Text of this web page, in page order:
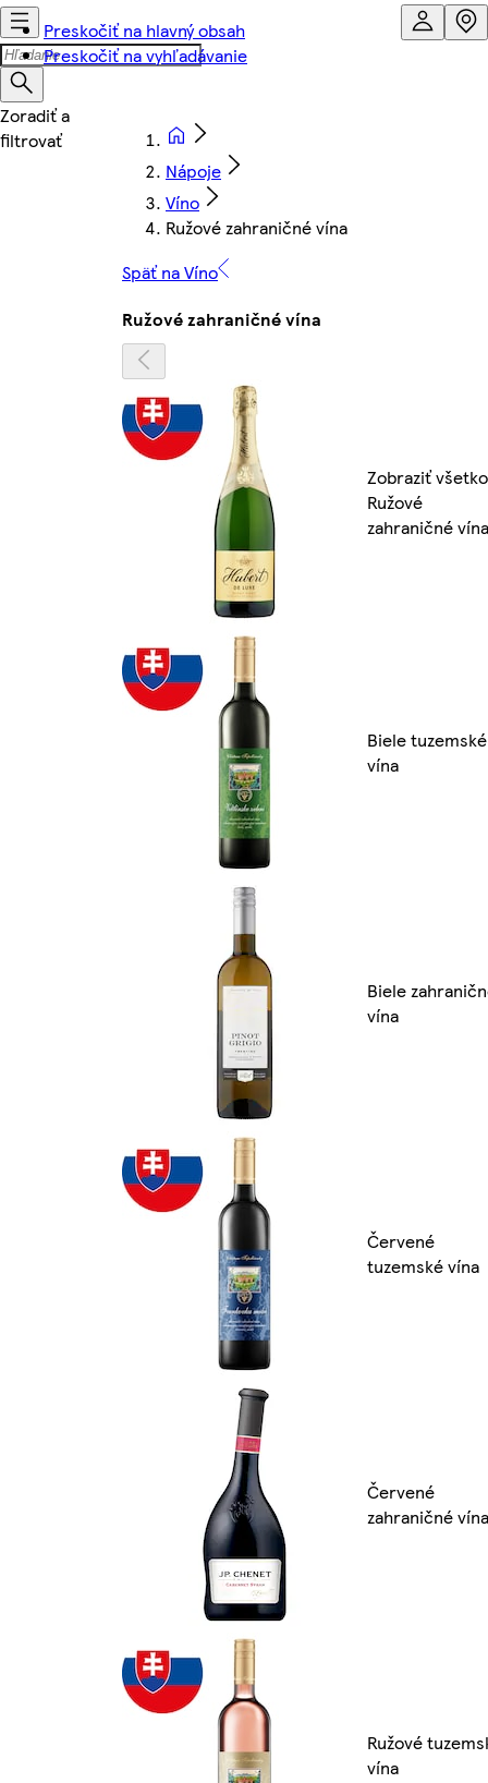
Preskočiť na hlavný obsah
Preskočiť na vyhľadávanie
Nápoje
Víno
Ružové zahraničné vína
Späť na Víno
Ružové zahraničné vína
Zobraziť
Ružové
zahraničné vína
Biele tuzemské
vína
Biele
vína
Červené
tuzemské vína
Červené
zahraničné vína
Ružové
vína